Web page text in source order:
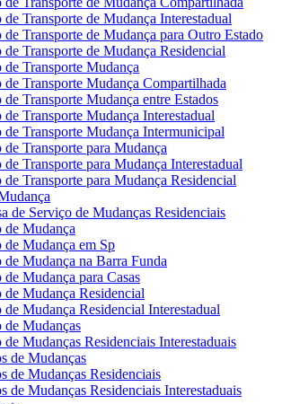
de Transporte de Mudança Interestadual
de Transporte de Mudança para Outro Estado
de Transporte de Mudança Residencial
de Transporte Mudança
de Transporte Mudança Compartilhada
de Transporte Mudança entre Estados
de Transporte Mudança Interestadual
de Transporte Mudança Intermunicipal
de Transporte para Mudança
de Transporte para Mudança Interestadual
de Transporte para Mudança Residencial
de Serviço de Mudanças Residenciais
de Mudança
de Mudança em Sp
de Mudança na Barra Funda
de Mudança para Casas
de Mudança Residencial
de Mudança Residencial Interestadual
de Mudanças
de Mudanças Residenciais Interestaduais
de Mudanças
de Mudanças Residenciais
de Mudanças Residenciais Interestaduais